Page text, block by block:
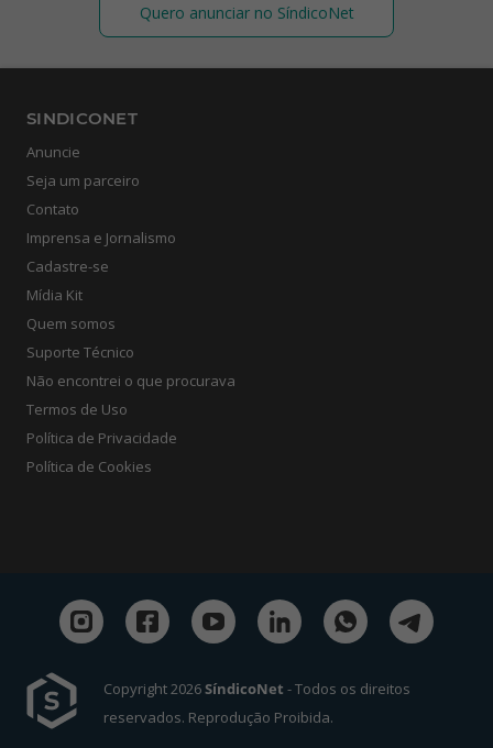
Quero anunciar no SíndicoNet
SINDICONET
Anuncie
Seja um parceiro
Contato
Imprensa e Jornalismo
Cadastre-se
Mídia Kit
Quem somos
Suporte Técnico
Não encontrei o que procurava
Termos de Uso
Política de Privacidade
Política de Cookies
Copyright 2026SíndicoNet - Todos os direitos
reservados. Reprodução Proibida.